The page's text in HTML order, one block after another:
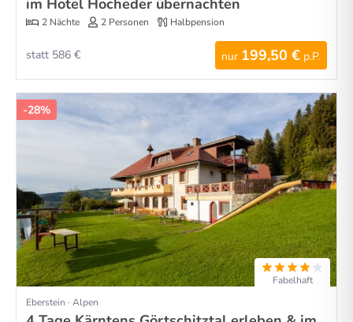
im Hotel Hocheder übernachten
2 Nächte 2 Personen Halbpension
nur 199,50 € p.P.
statt 586 €
-28%
Fabelhaft
Eberstein · Alpen